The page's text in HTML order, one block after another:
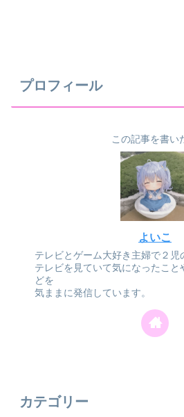
プロフィール
この記事を書い
よいこ
テレビとゲーム大好き主婦で２児
テレビを見ていて気になったこと
どを
気ままに発信しています。
カテゴリー